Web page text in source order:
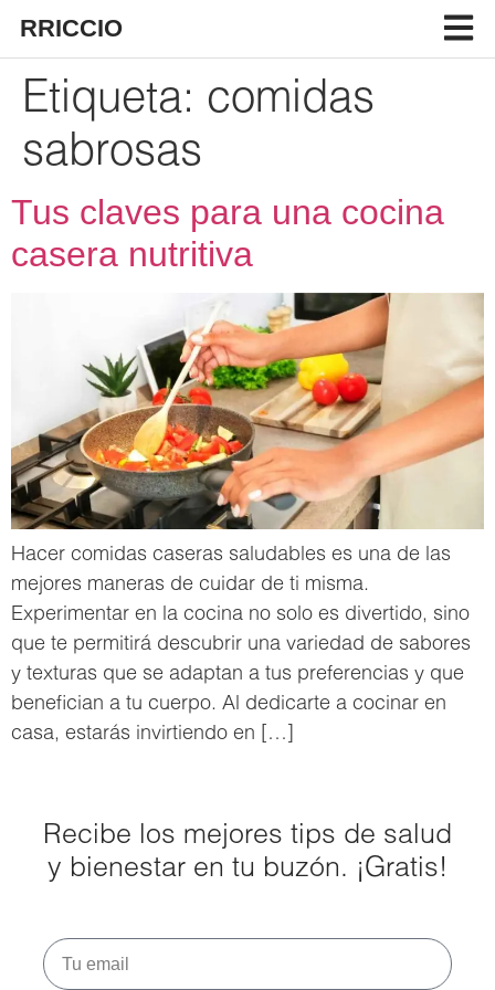
RRICCIO
Etiqueta: comidas
sabrosas
Tus claves para una cocina
casera nutritiva
Hacer comidas caseras saludables es una de las
mejores maneras de cuidar de ti misma.
Experimentar en la cocina no solo es divertido, sino
que te permitirá descubrir una variedad de sabores
y texturas que se adaptan a tus preferencias y que
benefician a tu cuerpo. Al dedicarte a cocinar en
casa, estarás invirtiendo en […]
Recibe los mejores tips de salud
y bienestar en tu buzón. ¡Gratis!